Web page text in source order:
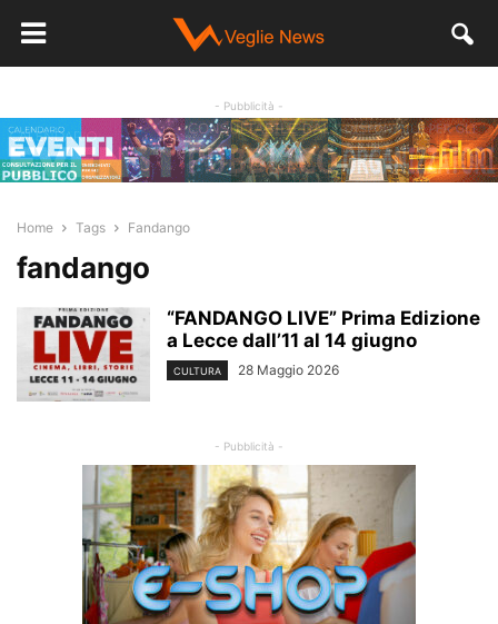
- Pubblicità -
Home Tags Fandango
fandango
“FANDANGO LIVE” Prima Edizione
a Lecce dall’11 al 14 giugno
CULTURA 28 Maggio 2026
- Pubblicità -